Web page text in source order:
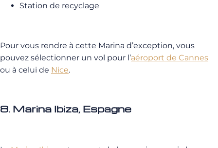
Station de recyclage
Pour vous rendre à cette Marina d’exception, vous
pouvez sélectionner un vol pour l’aéroport de Cannes
ou à celui de Nice.
8. Marina Ibiza, Espagne